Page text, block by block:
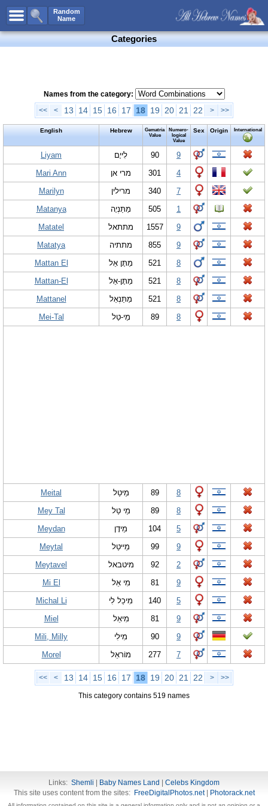
Random
Name
All Names
Boy Names
Popular Names
Unique Names
Categories
Celebs B. DaysNew!
Numerology
Add Name
Contact Us
Facebook
Categories
Names from the category:
<<
< 13 14 15 16 17 18 19 20 21 22 > >>
English Hebrew
Gematria
Value
Numero-
logical
Value
Sex Origin International
Liyam לִייָם 90
9
Mari Ann
מרי אן 301
4
Marilyn
מרילין 340
7
Matanya
מַתַּנְיָה 505
1
Matatel
מתתאל 1557
9
Matatya
מתתיה 855
9
Mattan El
מַתָּן אֵל 521
8
Mattan-El
מַתָּן-אֵל 521
8
Mattanel
מַתַּנְאֵל 521
8
Mei-Tal
מֵי-טַל 89 8
Meital מֵיטַל 89
8
Mey Tal
מֵי טַל 89
8
Meydan
מֵידָן 104
5
Meytal
מֵייטַל 99
9
Meytavel
מיטבאל 92
2
Mi El
מִי אֵל 81
9
Michal Li
מִיכַל לִי 140
5
Miel
מִיאֵל 81
9
Mili, Milly
מִילִי 90
9
Morel
מוֹראֵל 277 7
<< < 13 14 15 16 17 18 19 20 21 22 > >>
This category contains 519 names
Links: Shemli Baby Names Land
Celebs Kingdom
This site uses content from the sites: FreeDigitalPhotos.net| Photorack.net